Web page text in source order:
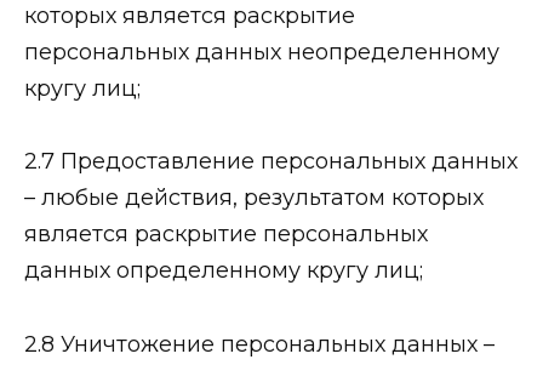
которых является раскрытие
персональных данных неопределенному
кругу лиц;
2.7 Предоставление персональных данных
– любые действия, результатом которых
является раскрытие персональных
данных определенному кругу лиц;
2.8 Уничтожение персональных данных –